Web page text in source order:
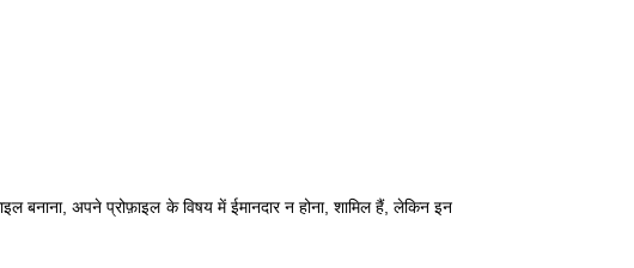
बनाना, अपने प्रोफ़ाइल के विषय में ईमानदार न होना, शामिल हैं, लेकिन इन